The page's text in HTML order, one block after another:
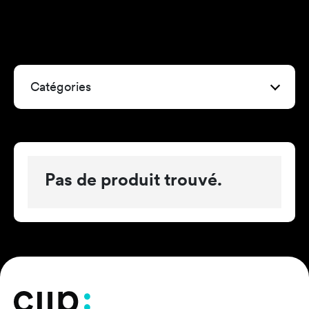
Catégories
Pas de produit trouvé.